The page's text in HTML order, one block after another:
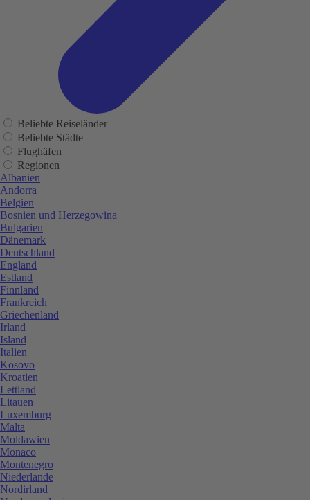
Beliebte Reiseländer
Beliebte Städte
Flughäfen
Regionen
Albanien
Andorra
Belgien
Bosnien und Herzegowina
Bulgarien
Dänemark
Deutschland
England
Estland
Finnland
Frankreich
Griechenland
Irland
Island
Italien
Kosovo
Kroatien
Lettland
Litauen
Luxemburg
Malta
Moldawien
Monaco
Montenegro
Niederlande
Nordirland